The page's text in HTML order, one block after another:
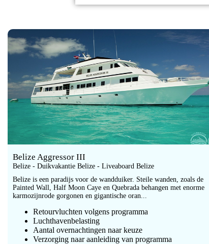
Belize Aggressor III
Belize - Duikvakantie Belize - Liveaboard Belize
Belize is een paradijs voor de wandduiker. Steile wanden, zoals de
Painted Wall, Half Moon Caye en Quebrada behangen met enorme
karmozijnrode gorgonen en gigantische oran...
Retourvluchten volgens programma
Luchthavenbelasting
Aantal overnachtingen naar keuze
Verzorging naar aanleiding van programma